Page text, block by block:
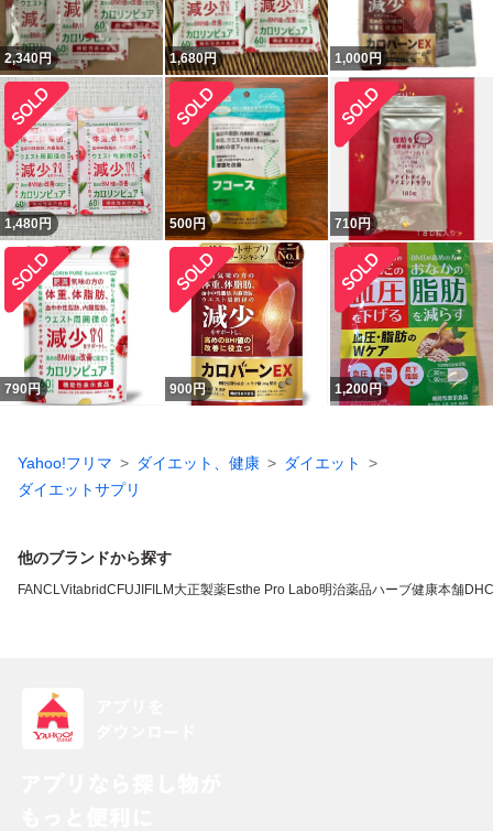
2,340円 1,680円 1,000円
1,480円 500円 710円
790 円 900円 1,200円
Yahoo!フリマ ダイエット、健康
ダイエット
ダイエットサプリ
他のブランドから探す
FANCLVitabridC FUJIFILM 大正製薬Esthe Pro Labo明治薬品ハーブ健康本舗DHC